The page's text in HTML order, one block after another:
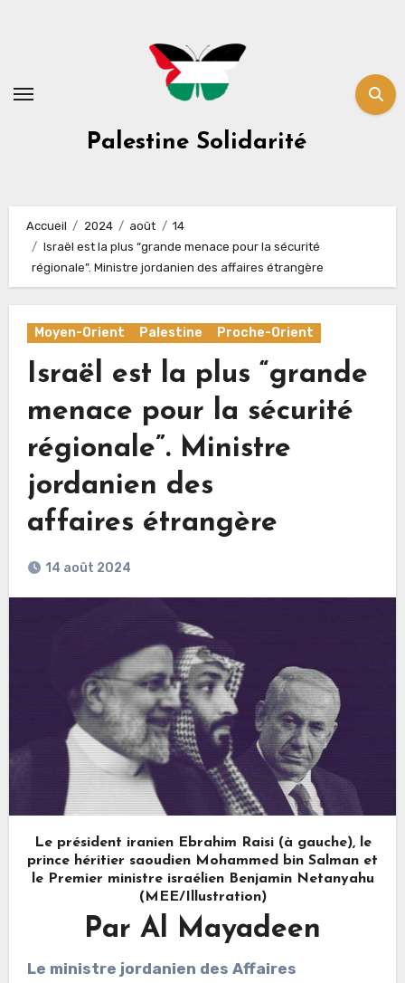
Palestine Solidarité
Accueil 2024 août
14
Israël est la plus “grande menace pour la sécurité
régionale”. Ministre jordanien des affaires étrangère
Moyen-Orient Palestine Proche-Orient
Israël est la plus “grande
menace pour la sécurité
régionale”. Ministre
jordanien des
affaires étrangère
14 août 2024
Le président iranien Ebrahim Raisi (à gauche), le
prince héritier saoudien Mohammed bin Salman et
le Premier ministre israélien Benjamin Netanyahu
(MEE/Illustration)
Par Al Mayadeen
Le ministre jordanien des Affaires